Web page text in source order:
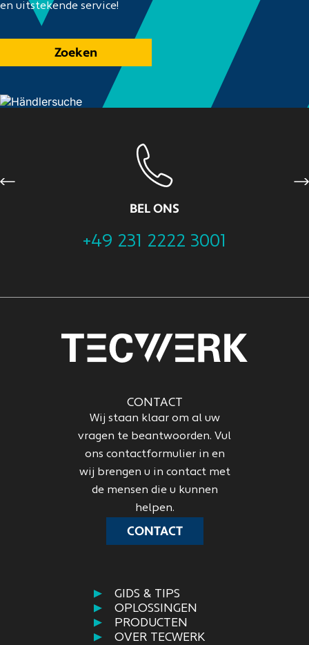
en uitstekende service!
Zoeken
BEL ONS
+49 231 2222 3001
Previous
GIDS & TIPS
OPLOSSINGEN
PRODUCTEN
OVER TECWERK
CONTACT
Wij staan klaar om al uw
vragen te beantwoorden. Vul
ons contactformulier in en
wij brengen u in contact met
de mensen die u kunnen
helpen.
CONTACT